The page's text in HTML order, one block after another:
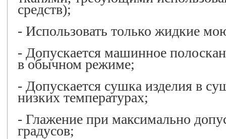
средств);
- Использовать только жидкие
- Допускается машинное
в обычном режиме;
- Допускается сушка изделия в
низких температурах;
- Глажение при максимально
градусов;